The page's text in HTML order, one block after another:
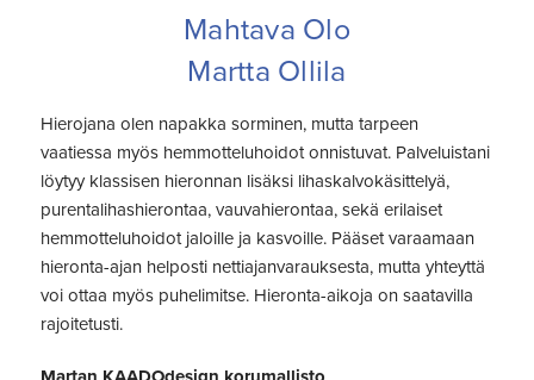
Mahtava Olo
Martta Ollila
Hierojana olen napakka sorminen, mutta tarpeen
vaatiessa myös hemmotteluhoidot onnistuvat. Palveluistani
löytyy klassisen hieronnan lisäksi lihaskalvokäsittelyä,
purentalihashierontaa, vauvahierontaa, sekä erilaiset
hemmotteluhoidot jaloille ja kasvoille. Pääset varaamaan
hieronta-ajan helposti nettiajanvarauksesta, mutta yhteyttä
voi ottaa myös puhelimitse. Hieronta-aikoja on saatavilla
rajoitetusti.